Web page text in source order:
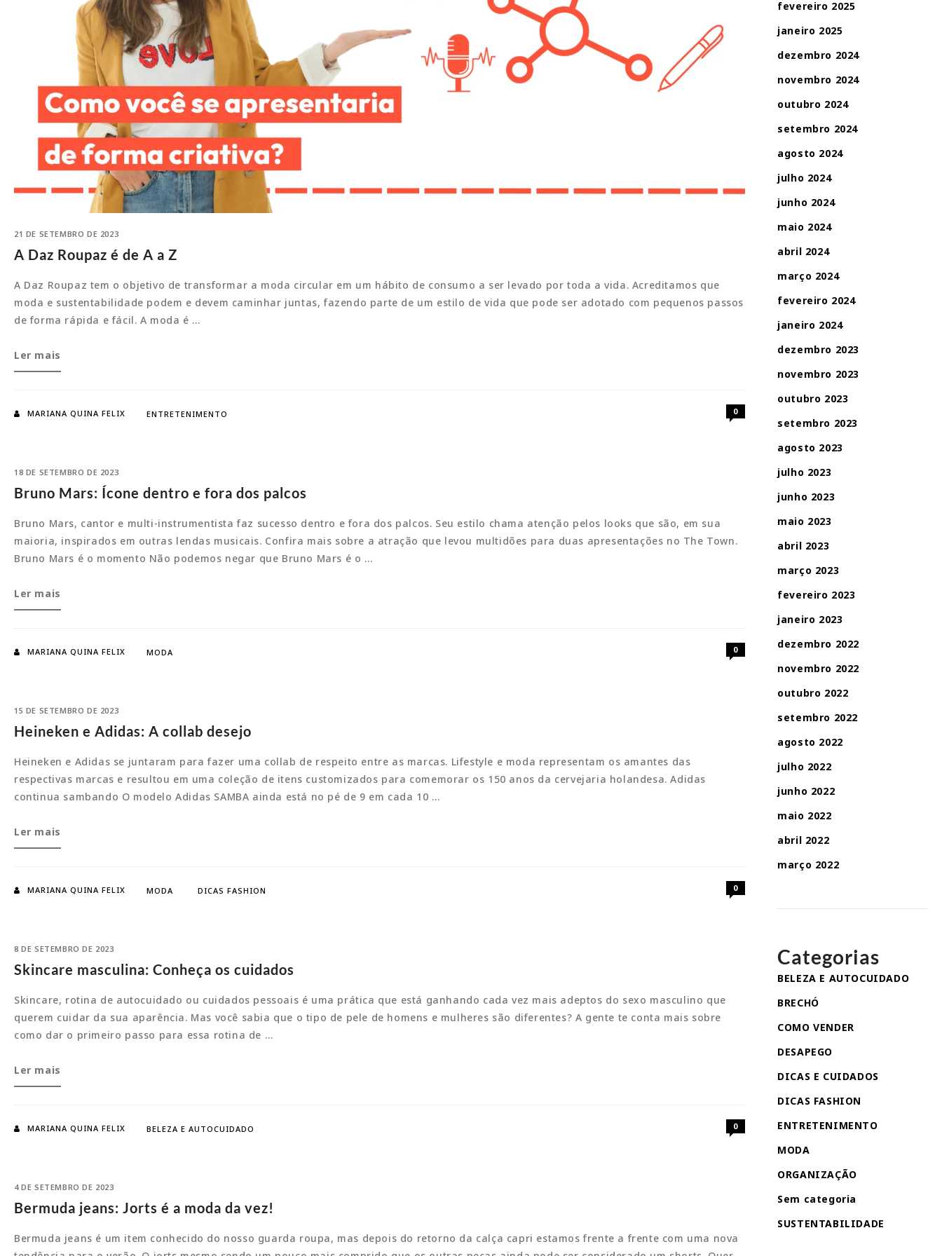
21 DE SETEMBRO DE 2023
A Daz Roupaz é de A a Z
A Daz Roupaz tem o objetivo de transformar a moda circular em um hábito de consumo a ser levado por toda a vida. Acreditamos que
moda e sustentabilidade podem e devem caminhar juntas, fazendo parte de um estilo de vida que pode ser adotado com pequenos passos
de forma rápida e fácil. A moda é …
A
Daz
Z
Ler mais
MARIANA QUINA FELIX ENTRETENIMENTO 0
18 DE SETEMBRO DE 2023
Bruno Mars: Ícone dentro e fora dos palcos
Bruno Mars, cantor e multi-instrumentista faz sucesso dentro e fora dos palcos. Seu estilo chama atenção pelos looks que são, em sua
maioria, inspirados em outras lendas musicais. Confira mais sobre a atração que levou multidões para duas apresentações no The Town.
Bruno Mars é o momento Não podemos negar que Bruno Mars é o …
Bruno
Mars:
palcos
Ler mais
MARIANA QUINA FELIX MODA 0
15 DE SETEMBRO DE 2023
Heineken e Adidas: A collab desejo
Heineken e Adidas se juntaram para fazer uma collab de respeito entre as marcas. Lifestyle e moda representam os amantes das
respectivas marcas e resultou em uma coleção de itens customizados para comemorar os 150 anos da cervejaria holandesa. Adidas
continua sambando O modelo Adidas SAMBA ainda está no pé de 9 em cada 10 …
Heineken
e
Ler mais
MARIANA QUINA FELIX MODA DICAS FASHION 0
8 DE SETEMBRO DE 2023
Skincare masculina: Conheça os cuidados
Skincare, rotina de autocuidado ou cuidados pessoais é uma prática que está ganhando cada vez mais adeptos do sexo masculino que
querem cuidar da sua aparência. Mas você sabia que o tipo de pele de homens e mulheres são diferentes? A gente te conta mais sobre
como dar o primeiro passo para essa rotina de …
Skincare
masculina:
Ler mais
MARIANA QUINA FELIX BELEZA E AUTOCUIDADO 0
4 DE SETEMBRO DE 2023
Bermuda jeans: Jorts é a moda da vez!
Bermuda jeans é um item conhecido do nosso guarda roupa, mas depois do retorno da calça capri estamos frente a frente com uma nova
fevereiro 2025
janeiro 2025
dezembro 2024
novembro 2024
outubro 2024
setembro 2024
agosto 2024
julho 2024
junho 2024
maio 2024
abril 2024
março 2024
fevereiro 2024
janeiro 2024
dezembro 2023
novembro 2023
outubro 2023
setembro 2023
agosto 2023
julho 2023
junho 2023
maio 2023
abril 2023
março 2023
fevereiro 2023
janeiro 2023
dezembro 2022
novembro 2022
outubro 2022
setembro 2022
agosto 2022
julho 2022
junho 2022
maio 2022
abril 2022
março 2022
Categorias
BELEZA E AUTOCUIDADO
BRECHÓ
COMO VENDER
DESAPEGO
DICAS E CUIDADOS
DICAS FASHION
ENTRETENIMENTO
MODA
ORGANIZAÇÃO
Sem categoria
SUSTENTABILIDADE